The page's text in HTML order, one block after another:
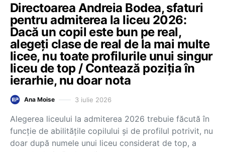
Directoarea Andreia Bodea, sfaturi
pentru admiterea la liceu 2026:
Dacă un copil este bun pe real,
alegeți clase de real de la mai multe
licee, nu toate profilurile unui singur
liceu de top / Contează poziția în
ierarhie, nu doar nota
Ana Moise 3 iulie 2026
Alegerea liceului la admiterea 2026 trebuie făcută în
funcție de abilitățile copilului și de profilul potrivit, nu
doar după numele unui liceu considerat de top, a